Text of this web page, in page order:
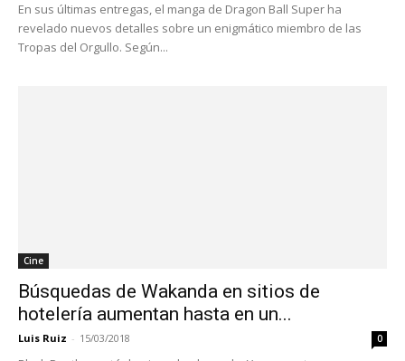
En sus últimas entregas, el manga de Dragon Ball Super ha
revelado nuevos detalles sobre un enigmático miembro de las
Tropas del Orgullo. Según...
Cine
Búsquedas de Wakanda en sitios de
hotelería aumentan hasta en un...
Luis Ruiz - 15/03/2018 0